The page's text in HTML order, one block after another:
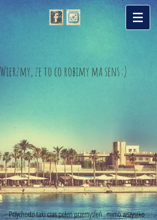
Wierzmy, ze to co robimy ma sens :)
Przychodzi taki czas pełen przemysleń...mimo wszystko